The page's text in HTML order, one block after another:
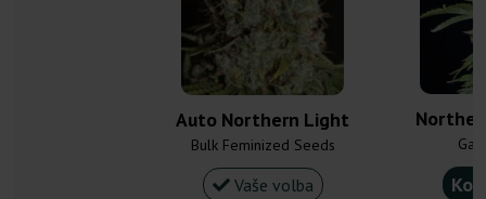
Auto Northern Light
Bulk Feminized Seeds
Vaše volba